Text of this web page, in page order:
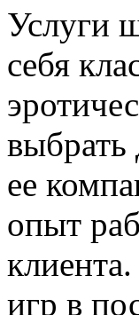
Услуги
себя
выбрать
ее
опыт
игр в